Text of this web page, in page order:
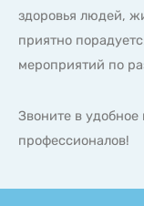
здоровья людей,
приятно
мероприятий по
Звоните в удобное
профессионалов!